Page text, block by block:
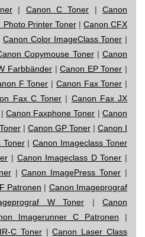
| Canon C Toner |Canon
Photo Printer Toner| Canon CFX
Canon Color ImageClass Toner |
Copymouse Toner| Canon
Farbbänder |Canon EP Toner |
F Toner | Canon Fax Toner |
Fax C Toner | Canon Fax JX
| Canon Faxphone Toner |Canon
| Canon GP Toner | Canon I
Toner|Canon Imageclass Toner
| Canon Imageclass D Toner |
|Canon ImagePress Toner |
Patronen | Canon Imageprograf
W Toner | Canon
Imagerunner C Patronen |
C Toner|Canon Laser Class